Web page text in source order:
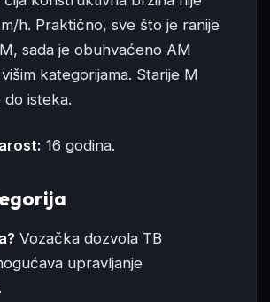
h. Praktično, sve što je ranije
sada je obuhvaćeno AM
kategorijama. Starije M
isteka.
16 godina.
Vozačka dozvola TB
upravljanje
.